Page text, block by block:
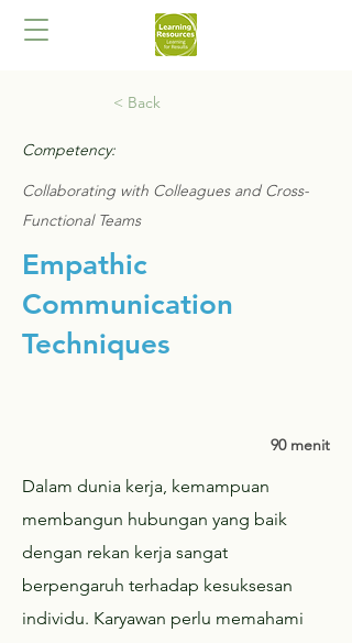
< Back
Competency:
Collaborating with Colleagues and Cross-
Functional Teams
Empathic
Communication
Techniques
90 menit
Dalam dunia kerja, kemampuan
membangun hubungan yang baik
dengan rekan kerja sangat
berpengaruh terhadap kesuksesan
individu. Karyawan perlu memahami